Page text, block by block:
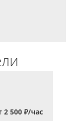
2 500 ₽/час